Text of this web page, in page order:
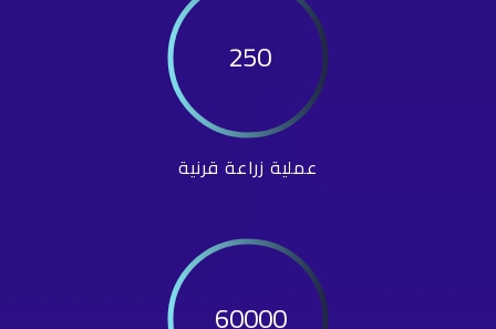
250
عملية زراعة قرنية
60000